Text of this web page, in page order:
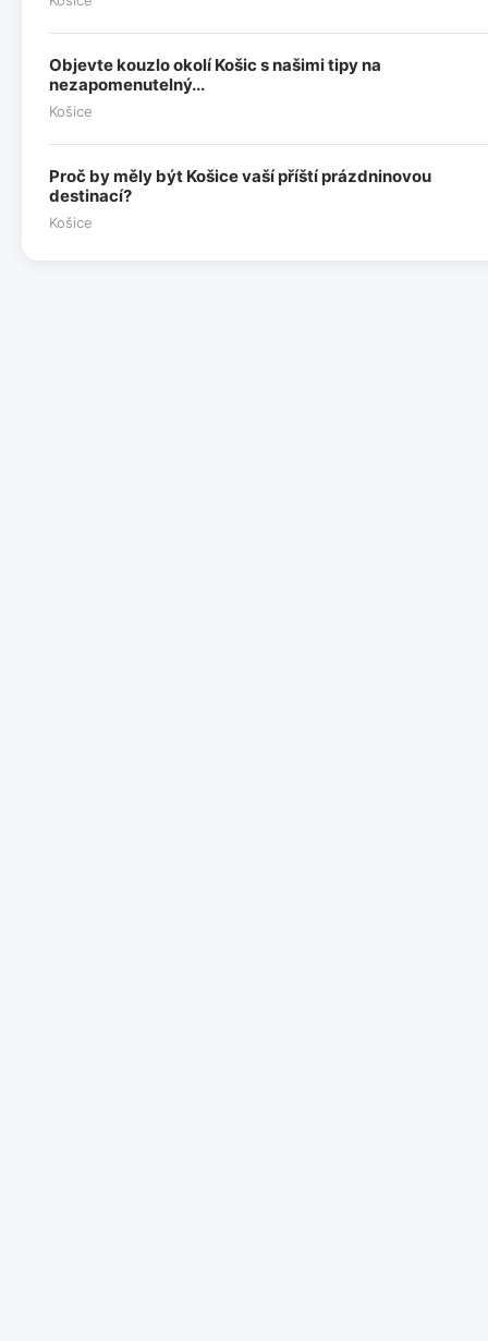
Objevte kouzlo okolí Košic s našimi tipy na
nezapomenutelný...
Košice
Proč by měly být Košice vaší příští prázdninovou
destinací?
Košice